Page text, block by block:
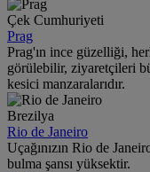
Çek Cumhuriyeti
Prag
Prag'ın ince güzelliği,
görülebilir, ziyaretçileri
kesici manzaralarıdır.
Brezilya
Rio de Janeiro
Uçağınızın Rio de
bulma şansı yüksektir.